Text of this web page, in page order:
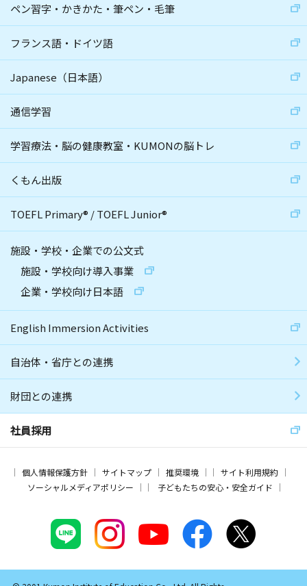
ペン習字・かきかた・筆ペン・毛筆
フランス語・ドイツ語
Japanese（日本語）
通信学習
学習療法・脳の健康教室・KUMONの脳トレ
くもん出版
TOEFL Primary® /TOEFL Junior®
施設・学校・企業での公文式
施設・学校向け導入事業
企業・学校向け日本語
English Immersion Activities
自治体・省庁との連携
財団との連携
社員採用
個人情報保護方針 サイトマップ 推奨環境
サイト利用規約
ソーシャルメディアポリシー
子どもたちの安心・安全ガイド